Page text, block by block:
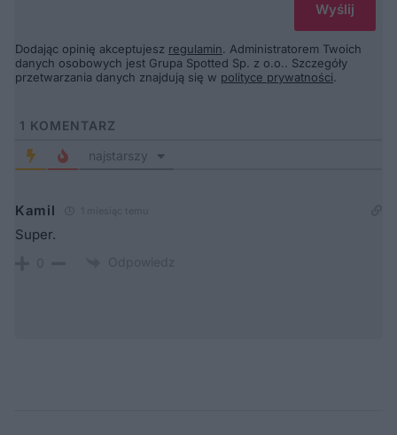
Dodając opinię akceptujesz regulamin. Administratorem Twoich
danych osobowych jest Grupa Spotted Sp. z o.o.. Szczegóły
przetwarzania danych znajdują się w polityce prywatności.
1 KOMENTARZ
najstarszy
Kamil
Super.